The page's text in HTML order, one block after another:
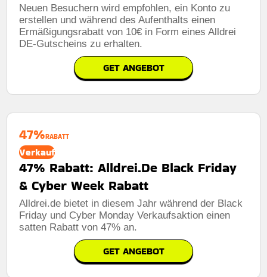
Neuen Besuchern wird empfohlen, ein Konto zu
erstellen und während des Aufenthalts einen
Ermäßigungsrabatt von 10€ in Form eines Alldrei
DE-Gutscheins zu erhalten.
GET ANGEBOT
47%RABATT
Verkauf
47% Rabatt: Alldrei.De Black Friday
& Cyber Week Rabatt
Alldrei.de bietet in diesem Jahr während der Black
Friday und Cyber ​​Monday Verkaufsaktion einen
satten Rabatt von 47% an.
GET ANGEBOT